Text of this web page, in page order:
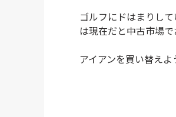
ゴルフにドはまりし
は現在だと中古市場で
アイアンを買い替え